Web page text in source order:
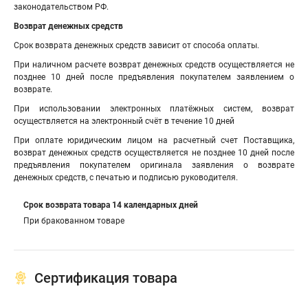
законодательством РФ.
Возврат денежных средств
Срок возврата денежных средств зависит от способа оплаты.
При наличном расчете возврат денежных средств осуществляется не
позднее 10 дней после предъявления покупателем заявлением о
возврате.
При использовании электронных платёжных систем, возврат
осуществляется на электронный счёт в течение 10 дней
При оплате юридическим лицом на расчетный счет Поставщика,
возврат денежных средств осуществляется не позднее 10 дней после
предъявления покупателем оригинала заявления о возврате
денежных средств, с печатью и подписью руководителя.
Срок возврата товара 14 календарных дней
При бракованном товаре
Сертификация товара